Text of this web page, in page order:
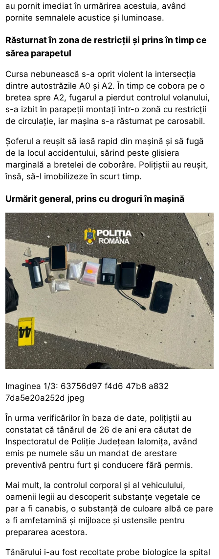
au pornit imediat în urmărirea acestuia, având
pornite semnalele acustice și luminoase.
Răsturnat în zona de restricții și prins în timp ce
sărea parapetul
Cursa nebunească s-a oprit violent la intersecția
dintre autostrăzile A0 și A2. În timp ce cobora pe o
bretea spre A2, fugarul a pierdut controlul volanului,
s-a izbit în parapeții montați într-o zonă cu restricții
de circulație, iar mașina s-a răsturnat pe carosabil.
Șoferul a reușit să iasă rapid din mașină și să fugă
de la locul accidentului, sărind peste glisiera
marginală a bretelei de coborâre. Polițiștii au reușit,
însă, să-l imobilizeze în scurt timp.
Urmărit general, prins cu droguri în mașină
Imaginea 1/3: 63756d97 f4d6 47b8 a832
7da5e20a252d jpeg
În urma verificărilor în baza de date, polițiștii au
constatat că tânărul de 26 de ani era căutat de
Inspectoratul de Poliție Județean Ialomița, având
emis pe numele său un mandat de arestare
preventivă pentru furt și conducere fără permis.
Mai mult, la controlul corporal și al vehiculului,
oamenii legii au descoperit substanțe vegetale ce
par a fi canabis, o substanță de culoare albă ce pare
a fi amfetamină și mijloace și ustensile pentru
prepararea acestora.
Tânărului i-au fost recoltate probe biologice la spital